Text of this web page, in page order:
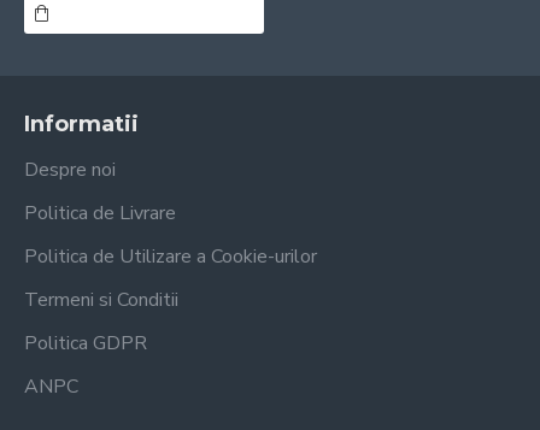
Informatii
Despre noi
Politica de Livrare
Politica de Utilizare a Cookie-urilor
Termeni si Conditii
Politica GDPR
ANPC